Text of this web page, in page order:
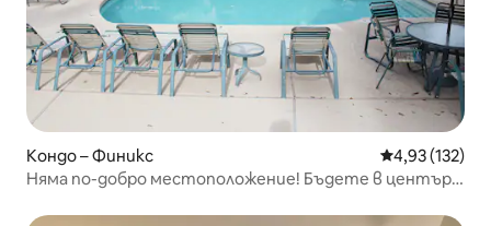
Кондо – Финикс Средна
4,93 (132)
Няма по-добро местоположение! Бъдете в центъра